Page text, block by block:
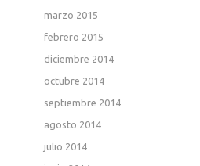
marzo 2015
febrero 2015
diciembre 2014
octubre 2014
septiembre 2014
agosto 2014
julio 2014